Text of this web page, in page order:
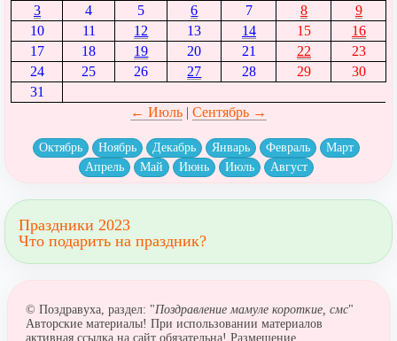
3
4 5 6 7 8
9
10
11 12 13 14 15
16
17
18 19 20 21 22
23
24
25 26 27 28 29
30
31
← Июль| Сентябрь →
Октябрь Ноябрь Декабрь Январь Февраль
Март
Апрель
Май Июнь Июль Август
Праздники 2023
Что подарить на праздник?
© Поздравуха, раздел: "Поздравление мамуле короткие, смс"
Авторские материалы! При использовании материалов
активная ссылка на сайт обязательна! Размещение